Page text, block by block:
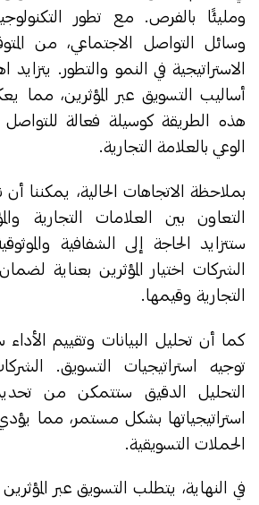
ومليئًا بالفرص. مع تطور
وسائل التواصل الاجتماعي، من
الاستراتيجية في النمو والتطور.
أساليب التسويق عبر المؤثرين، مما
هذه الطريقة كوسيلة فعالة
الوعي بالعلامة التجارية.
بملاحظة الاتجاهات الحالية، يمكننا أن
التعاون بين العلامات التجارية
ستتزايد الحاجة إلى الشفافية
الشركات اختيار المؤثرين بعناية
التجارية وقيمها.
كما أن تحليل البيانات وتقييم الأداء
توجيه استراتيجيات التسويق.
التحليل الدقيق ستتمكن من
استراتيجياتها بشكل مستمر، مما
الحملات التسويقية.
في النهاية، يتطلب التسويق عبر